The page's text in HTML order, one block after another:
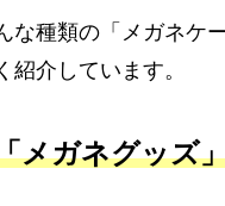
種類の「メガネケ
介しています。
メガネグッズ